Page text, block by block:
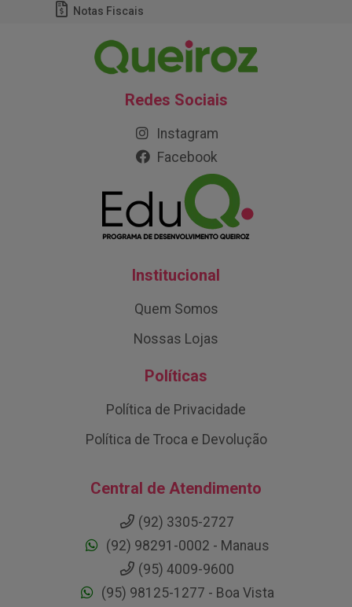
Notas Fiscais
Redes Sociais
Instagram
Facebook
Institucional
Quem Somos
Nossas Lojas
Políticas
Política de Privacidade
Política de Troca e Devolução
Central de Atendimento
(92) 3305-2727
(92) 98291-0002 - Manaus
(95) 4009-9600
(95) 98125-1277 - Boa Vista